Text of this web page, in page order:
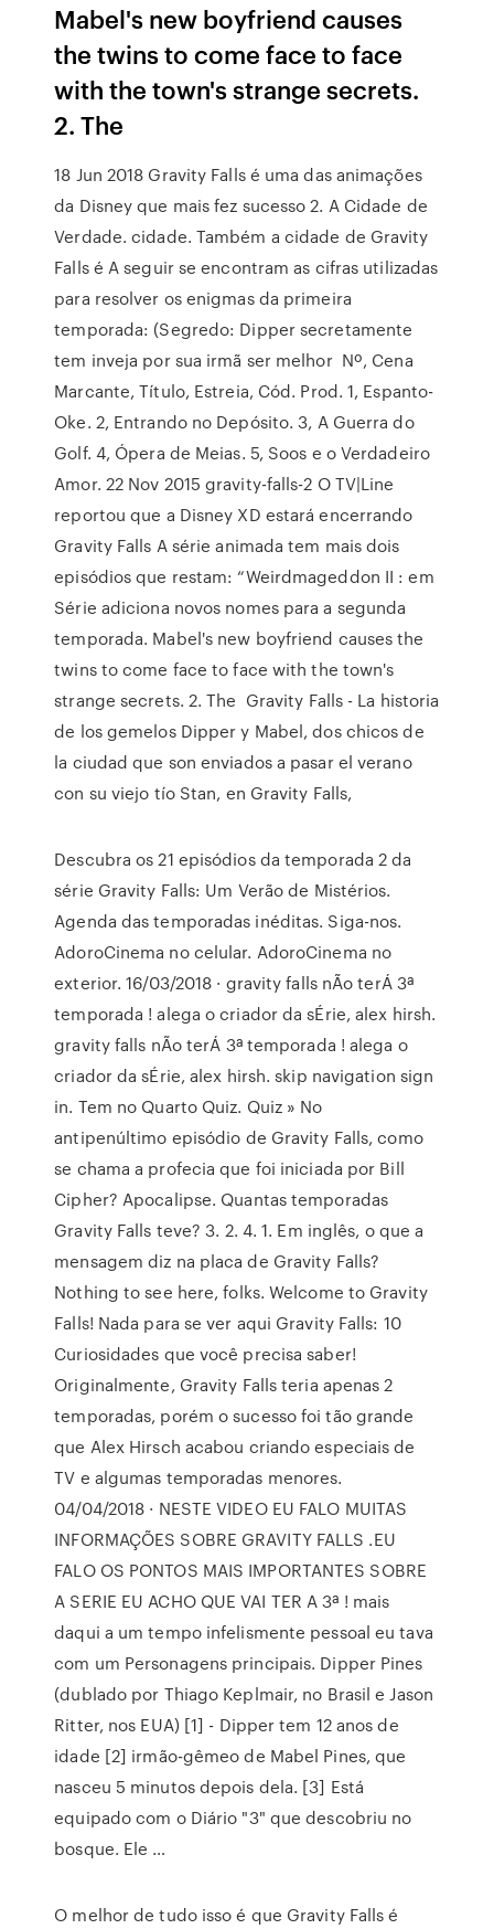
Mabel's new boyfriend causes
the twins to come face to face
with the town's strange secrets.
2. The
18 Jun 2018 Gravity Falls é uma das animações
da Disney que mais fez sucesso 2. A Cidade de
Verdade. cidade. Também a cidade de Gravity
Falls é A seguir se encontram as cifras utilizadas
para resolver os enigmas da primeira
temporada: (Segredo: Dipper secretamente
tem inveja por sua irmã ser melhor Nº, Cena
Marcante, Título, Estreia, Cód. Prod. 1, Espanto-
Oke. 2, Entrando no Depósito. 3, A Guerra do
Golf. 4, Ópera de Meias. 5, Soos e o Verdadeiro
Amor. 22 Nov 2015 gravity-falls-2 O TV|Line
reportou que a Disney XD estará encerrando
Gravity Falls A série animada tem mais dois
episódios que restam: “Weirdmageddon II : em
Série adiciona novos nomes para a segunda
temporada. Mabel's new boyfriend causes the
twins to come face to face with the town's
strange secrets. 2. The Gravity Falls - La historia
de los gemelos Dipper y Mabel, dos chicos de
la ciudad que son enviados a pasar el verano
con su viejo tío Stan, en Gravity Falls,
Descubra os 21 episódios da temporada 2 da
série Gravity Falls: Um Verão de Mistérios.
Agenda das temporadas inéditas. Siga-nos.
AdoroCinema no celular. AdoroCinema no
exterior. 16/03/2018 · gravity falls nÃo terÁ 3ª
temporada ! alega o criador da sÉrie, alex hirsh.
gravity falls nÃo terÁ 3ª temporada ! alega o
criador da sÉrie, alex hirsh. skip navigation sign
in. Tem no Quarto Quiz. Quiz » No
antipenúltimo episódio de Gravity Falls, como
se chama a profecia que foi iniciada por Bill
Cipher? Apocalipse. Quantas temporadas
Gravity Falls teve? 3. 2. 4. 1. Em inglês, o que a
mensagem diz na placa de Gravity Falls?
Nothing to see here, folks. Welcome to Gravity
Falls! Nada para se ver aqui Gravity Falls: 10
Curiosidades que você precisa saber!
Originalmente, Gravity Falls teria apenas 2
temporadas, porém o sucesso foi tão grande
que Alex Hirsch acabou criando especiais de
TV e algumas temporadas menores.
04/04/2018 · NESTE VIDEO EU FALO MUITAS
INFORMAÇÕES SOBRE GRAVITY FALLS .EU
FALO OS PONTOS MAIS IMPORTANTES SOBRE
A SERIE EU ACHO QUE VAI TER A 3ª ! mais
daqui a um tempo infelismente pessoal eu tava
com um Personagens principais. Dipper Pines
(dublado por Thiago Keplmair, no Brasil e Jason
Ritter, nos EUA) [1] - Dipper tem 12 anos de
idade [2] irmão-gêmeo de Mabel Pines, que
nasceu 5 minutos depois dela. [3] Está
equipado com o Diário "3" que descobriu no
bosque. Ele …
O melhor de tudo isso é que Gravity Falls é